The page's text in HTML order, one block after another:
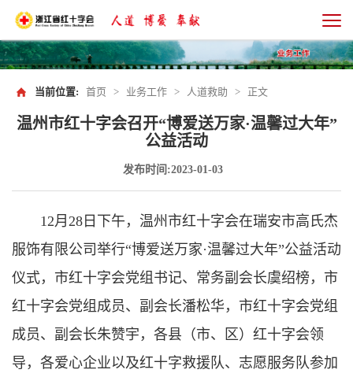
当前位置: 首页 > 业务工作 > 人道救助 > 正文
温州市红十字会召开“博爱送万家·温馨过大年”
公益活动
发布时间:2023-01-03
12月28日下午，温州市红十字会在瑞安市高氏杰
服饰有限公司举行“博爱送万家·温馨过大年”公益活动
仪式，市红十字会党组书记、常务副会长虞绍榜，市
红十字会党组成员、副会长潘松华，市红十字会党组
成员、副会长朱赞宇，各县（市、区）红十字会领
导，各爱心企业以及红十字救援队、志愿服务队参加